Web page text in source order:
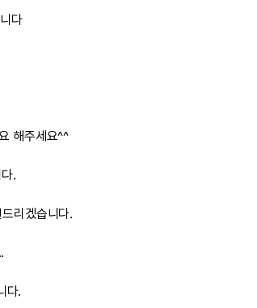
다
해주세요^^
.
리겠습니다.
다.